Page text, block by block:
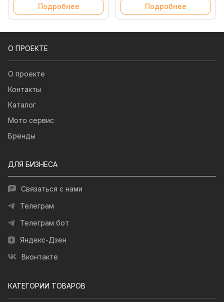
Подробнее Подробнее
О ПРОЕКТЕ
О проекте
Контакты
Каталог
Мото сервис
Бренды
ДЛЯ БИЗНЕСА
Связаться с нами
Телеграм
Телеграм бот
Яндекс-Дзен
Вконтакте
КАТЕГОРИИ ТОВАРОВ